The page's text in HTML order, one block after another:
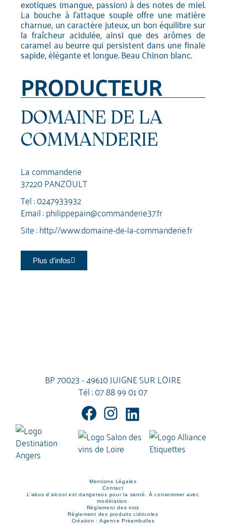
exotiques (mangue, passion) à des notes de miel.
La bouche à l'attaque souple offre une matière
charnue, un caractère juteux, un bon équilibre sur
la fraîcheur acidulée, ainsi que des arômes de
caramel au beurre qui persistent dans une finale
sapide, élégante et longue. Beau Chinon blanc.
PRODUCTEUR
DOMAINE DE LA
COMMANDERIE
La commanderie
37220 PANZOULT
Tel :0247933932
Email :philippepain@commanderie37.fr
Site :http://www.domaine-de-la-commanderie.fr
Plus d'infos
BP 70023 - 49610 JUIGNE SUR LOIRE
Tél :07 88 99 01 07
Mentions Légales
Contact
L’abus d’alcool est dangereux pour la santé. À consommer avec
modération.
Règlement des vins
Règlement des produits cidricoles
Création : Agence Préambulles